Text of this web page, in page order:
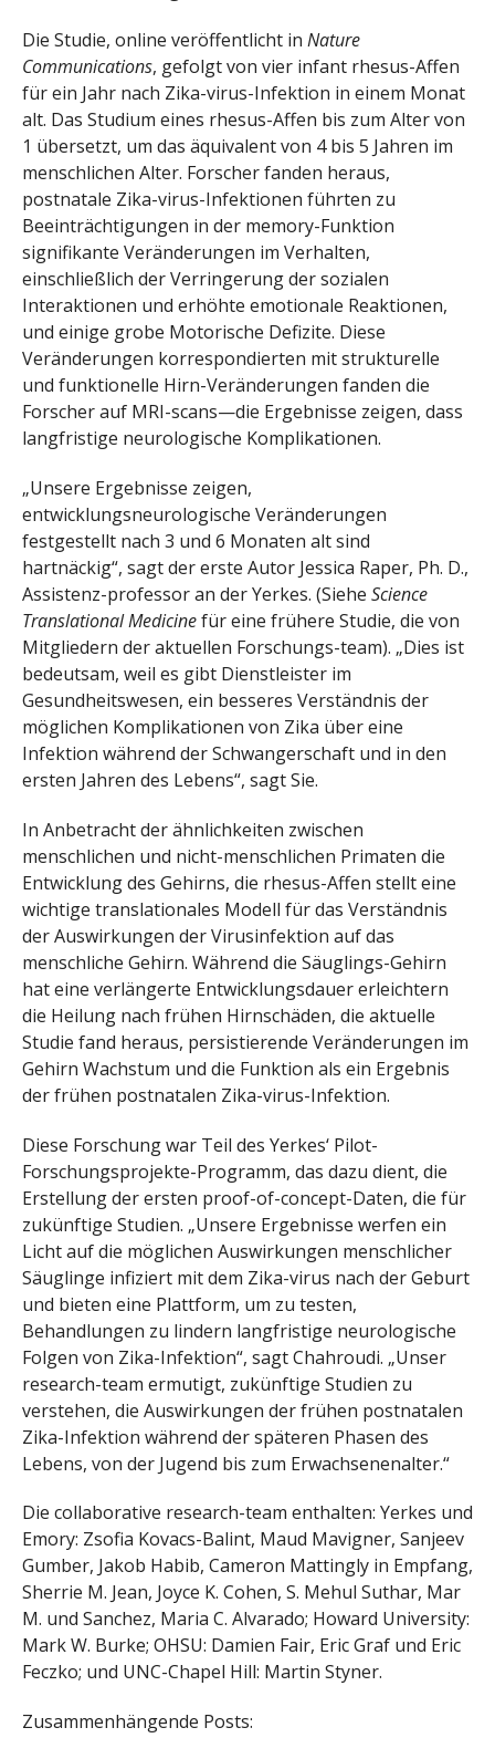
Die Studie, online veröffentlicht in Nature
Communications, gefolgt von vier infant rhesus-Affen
für ein Jahr nach Zika-virus-Infektion in einem Monat
alt. Das Studium eines rhesus-Affen bis zum Alter von
1 übersetzt, um das äquivalent von 4 bis 5 Jahren im
menschlichen Alter. Forscher fanden heraus,
postnatale Zika-virus-Infektionen führten zu
Beeinträchtigungen in der memory-Funktion
signifikante Veränderungen im Verhalten,
einschließlich der Verringerung der sozialen
Interaktionen und erhöhte emotionale Reaktionen,
und einige grobe Motorische Defizite. Diese
Veränderungen korrespondierten mit strukturelle
und funktionelle Hirn-Veränderungen fanden die
Forscher auf MRI-scans—die Ergebnisse zeigen, dass
langfristige neurologische Komplikationen.
„Unsere Ergebnisse zeigen,
entwicklungsneurologische Veränderungen
festgestellt nach 3 und 6 Monaten alt sind
hartnäckig“, sagt der erste Autor Jessica Raper, Ph. D.,
Assistenz-professor an der Yerkes. (Siehe Science
Translational Medicinefür eine frühere Studie, die von
Mitgliedern der aktuellen Forschungs-team). „Dies ist
bedeutsam, weil es gibt Dienstleister im
Gesundheitswesen, ein besseres Verständnis der
möglichen Komplikationen von Zika über eine
Infektion während der Schwangerschaft und in den
ersten Jahren des Lebens“, sagt Sie.
In Anbetracht der ähnlichkeiten zwischen
menschlichen und nicht-menschlichen Primaten die
Entwicklung des Gehirns, die rhesus-Affen stellt eine
wichtige translationales Modell für das Verständnis
der Auswirkungen der Virusinfektion auf das
menschliche Gehirn. Während die Säuglings-Gehirn
hat eine verlängerte Entwicklungsdauer erleichtern
die Heilung nach frühen Hirnschäden, die aktuelle
Studie fand heraus, persistierende Veränderungen im
Gehirn Wachstum und die Funktion als ein Ergebnis
der frühen postnatalen Zika-virus-Infektion.
Diese Forschung war Teil des Yerkes‘ Pilot-
Forschungsprojekte-Programm, das dazu dient, die
Erstellung der ersten proof-of-concept-Daten, die für
zukünftige Studien. „Unsere Ergebnisse werfen ein
Licht auf die möglichen Auswirkungen menschlicher
Säuglinge infiziert mit dem Zika-virus nach der Geburt
und bieten eine Plattform, um zu testen,
Behandlungen zu lindern langfristige neurologische
Folgen von Zika-Infektion“, sagt Chahroudi. „Unser
research-team ermutigt, zukünftige Studien zu
verstehen, die Auswirkungen der frühen postnatalen
Zika-Infektion während der späteren Phasen des
Lebens, von der Jugend bis zum Erwachsenenalter.“
Die collaborative research-team enthalten: Yerkes und
Emory: Zsofia Kovacs-Balint, Maud Mavigner, Sanjeev
Gumber, Jakob Habib, Cameron Mattingly in Empfang,
Sherrie M. Jean, Joyce K. Cohen, S. Mehul Suthar, Mar
M. und Sanchez, Maria C. Alvarado; Howard University:
Mark W. Burke; OHSU: Damien Fair, Eric Graf und Eric
Feczko; und UNC-Chapel Hill: Martin Styner.
Zusammenhängende Posts: